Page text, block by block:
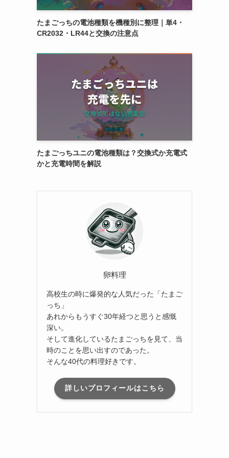
たまごっちの電池種類を機種別に整理｜単4・
CR2032・LR44と交換の注意点
たまごっちユニの電池種類は？交換式か充電式
かと充電時間を解説
卵料理
高校生の時に爆発的な人気だった「たまご
っち」
あれからもうすぐ30年経つと思うと感慨
深い。
そして進化しているたまごっちを見て、当
時のことを思い出すのであった。
そんな40代の料理好きです。
詳しいプロフィールはこちら